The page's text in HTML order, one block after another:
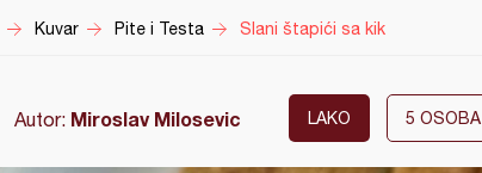
Kuvar Pite i Testa Slani štapići sa kik
Autor: Miroslav Milosevic LAKO 5 OSOBA